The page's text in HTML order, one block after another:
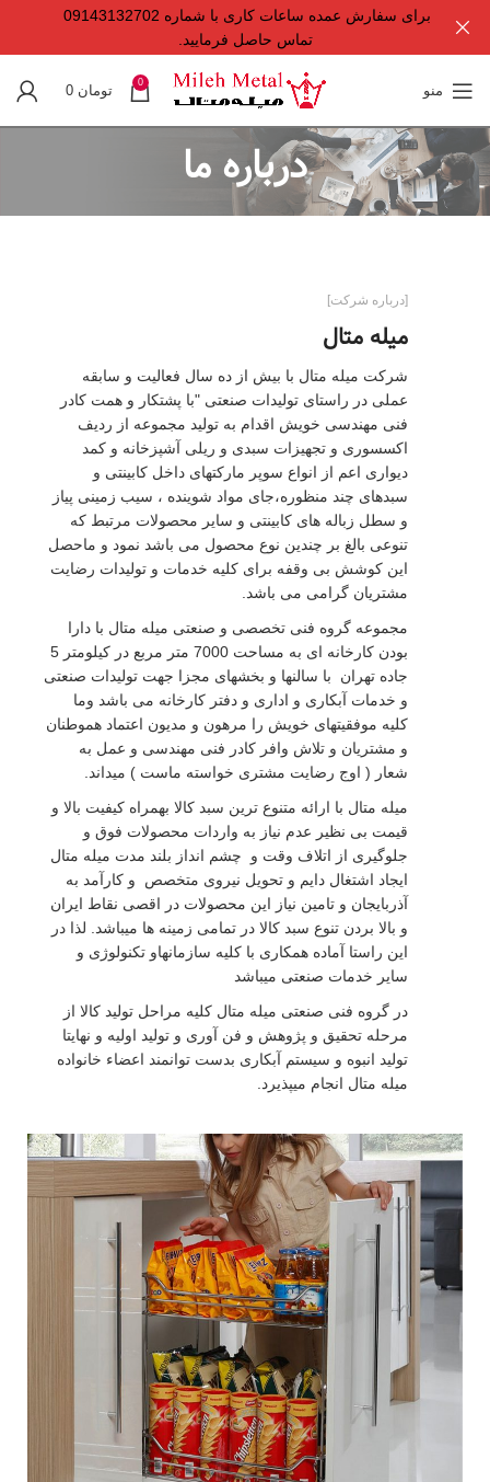
منو
0
تومان
درباره ما
[درباره شرکت]
میله متال
شرکت میله متال با بیش از ده سال فعالیت و سابقه
عملی در راستای تولیدات صنعتی "با پشتکار و همت کادر
فنی مهندسی خویش اقدام به تولید مجموعه از ردیف
اکسسوری و تجهیزات سبدی و ریلی آشپزخانه و کمد
دیواری اعم از انواع سوپر مارکتهای داخل کابینتی و
سبدهای چند منظوره،جای مواد شوینده ، سیب زمینی پیاز
و سطل زباله های کابینتی و سایر محصولات مرتبط که
تنوعی بالغ بر چندین نوع محصول می باشد نمود و ماحصل
این کوشش بی وقفه برای کلیه خدمات و تولیدات رضایت
مشتریان گرامی می باشد.
مجموعه گروه فنی تخصصی و صنعتی میله متال با دارا
بودن کارخانه ای به مساحت 7000 متر مربع در کیلومتر 5
جاده تهران با سالنها و بخشهای مجزا جهت تولیدات صنعتی
و خدمات آبکاری و اداری و دفتر کارخانه می باشد وما
کلیه موفقیتهای خویش را مرهون و مدیون اعتماد هموطنان
و مشتریان و تلاش وافر کادر فنی مهندسی و عمل به
شعار ( اوج رضایت مشتری خواسته ماست ) میداند.
میله متال با ارائه متنوع ترین سبد کالا بهمراه کیفیت بالا و
قیمت بی نظیر عدم نیاز به واردات محصولات فوق و
جلوگیری از اتلاف وقت و چشم انداز بلند مدت میله متال
ایجاد اشتغال دایم و تحویل نیروی متخصص و کارآمد به
آذربایجان و تامین نیاز این محصولات در اقصی نقاط ایران
و بالا بردن تنوع سبد کالا در تمامی زمینه ها میباشد. لذا در
این راستا آماده همکاری با کلیه سازمانهاو تکنولوژی و
سایر خدمات صنعتی میباشد
در گروه فنی صنعتی میله متال کلیه مراحل تولید کالا از
مرحله تحقیق و پژوهش و فن آوری و تولید اولیه و نهایتا
تولید انبوه و سیستم آبکاری بدست توانمند اعضاء خانواده
میله متال انجام میپذیرد.
تماس حاصل فرمایید.